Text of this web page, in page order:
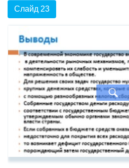
Слайд 23